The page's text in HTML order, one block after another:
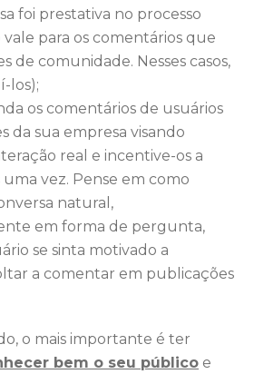
foi prestativa no processo
vale para os comentários que
de comunidade. Nesses casos,
los);
os comentários de usuários
da sua empresa visando
real e incentive-os a
vez. Pense em como
natural,
em forma de pergunta,
se sinta motivado a
a comentar em publicações
o mais importante é ter
bem o seu público e